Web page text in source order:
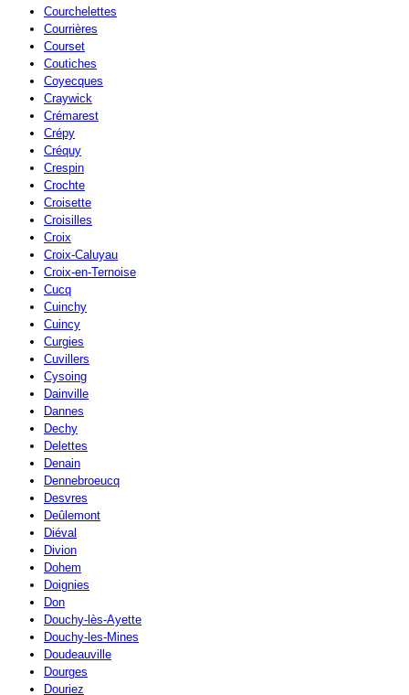
Courchelettes
Courrières
Courset
Coutiches
Coyecques
Craywick
Crémarest
Crépy
Créquy
Crespin
Crochte
Croisette
Croisilles
Croix
Croix-Caluyau
Croix-en-Ternoise
Cucq
Cuinchy
Cuincy
Curgies
Cuvillers
Cysoing
Dainville
Dannes
Dechy
Delettes
Denain
Dennebroeucq
Desvres
Deûlemont
Diéval
Divion
Dohem
Doignies
Don
Douchy-lès-Ayette
Douchy-les-Mines
Doudeauville
Dourges
Douriez